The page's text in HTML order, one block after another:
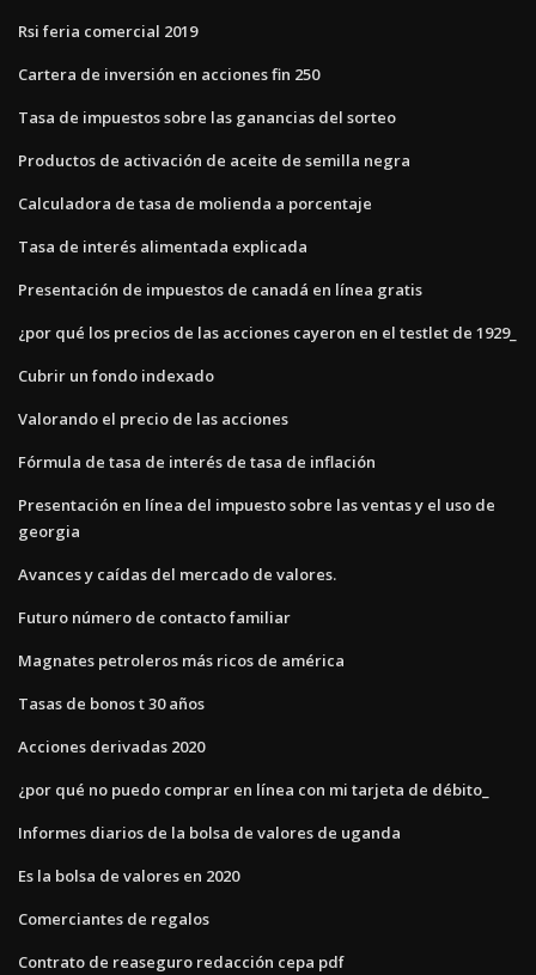
Rsi feria comercial 2019
Cartera de inversión en acciones fin 250
Tasa de impuestos sobre las ganancias del sorteo
Productos de activación de aceite de semilla negra
Calculadora de tasa de molienda a porcentaje
Tasa de interés alimentada explicada
Presentación de impuestos de canadá en línea gratis
¿por qué los precios de las acciones cayeron en el testlet de 1929_
Cubrir un fondo indexado
Valorando el precio de las acciones
Fórmula de tasa de interés de tasa de inflación
Presentación en línea del impuesto sobre las ventas y el uso de
georgia
Avances y caídas del mercado de valores.
Futuro número de contacto familiar
Magnates petroleros más ricos de américa
Tasas de bonos t 30 años
Acciones derivadas 2020
¿por qué no puedo comprar en línea con mi tarjeta de débito_
Informes diarios de la bolsa de valores de uganda
Es la bolsa de valores en 2020
Comerciantes de regalos
Contrato de reaseguro redacción cepa pdf